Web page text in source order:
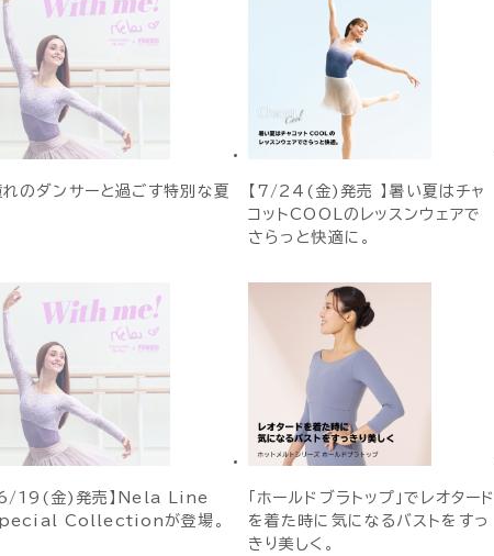
れのダンサーと過ごす特別な夏
【7/24(金)発売 】暑い夏はチャ
コットCOOLのレッスンウェアで
さらっと快適に。
6/19(金)発売】Nela Line
Collectionが登場。
「ホールドブラトップ」でレオタード
を着た時に気になるバストをすっ
きり美しく。